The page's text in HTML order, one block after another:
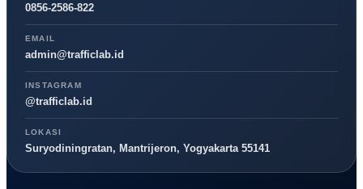
0856-2586-822
EMAIL
admin@trafficlab.id
INSTAGRAM
@trafficlab.id
LOKASI
Suryodiningratan, Mantrijeron, Yogyakarta 55141